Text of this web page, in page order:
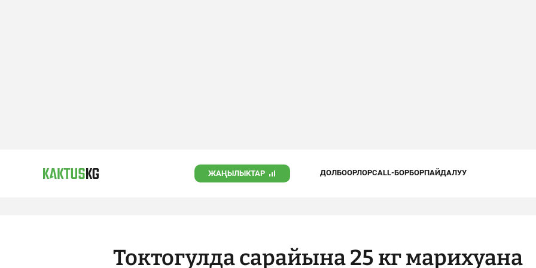
ЖАҢЫЛЫКТАР ДОЛБООРЛОРCALL-БОРБОРПАЙДАЛУУ
Токтогулда сарайына 25 кг марихуана